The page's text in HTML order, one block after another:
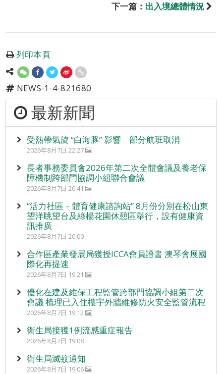
下一篇： 出入境總體情況
列印本頁
NEWS-1-4-821680
最新新聞
受熱帶氣旋 “白海豚” 影響 部分航班取消
2026年8月7日 22:27
長者事務委員會2026年第二次全體會議及養老保
障機制跨部門協調小組聯合會議
2026年8月7日 20:41
“活力社區 – 體育健康諮詢站” 8月份分別在松山東
望洋眺望台及綠楊花園休憩區舉行，設有健康資
訊推廣
2026年8月7日 20:00
合作區產業發展局獲授ICCA會員證書 澳琴會展國
際化再提速
2026年8月7日 19:21
優化在建及維保工程監管跨部門協調小組第二次
會議 梳理已入住樓宇外牆維修防火安全監管流程
2026年8月7日 19:12
衛生局接獲1例流感重症報告
2026年8月7日 19:08
衛生局滅蚊通知
2026年8月7日 19:06